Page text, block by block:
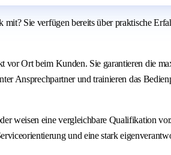
Sie verfügen bereits über praktische
Ort beim Kunden. Sie garantieren die
Ansprechpartner und trainieren das
weisen eine vergleichbare Qualifikation
und eine stark